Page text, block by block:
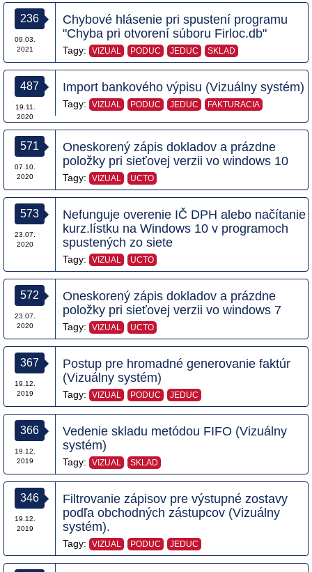
236
09.03.
2021
Chybové hlásenie pri spustení programu
"Chyba pri otvorení súboru Firloc.db"
Tagy: VIZUAL PODUC JEDUC SKLAD
487
19.11.
2020
Import bankového výpisu (Vizuálny systém)
Tagy: VIZUAL PODUC JEDUC FAKTURACIA
571
07.10.
2020
Oneskorený zápis dokladov a prázdne
položky pri sieťovej verzii vo windows 10
Tagy: VIZUAL UCTO
573
23.07.
2020
Nefunguje overenie IČ DPH alebo načítanie
kurz.lístku na Windows 10 v programoch
spustených zo siete
Tagy: VIZUAL UCTO
572
23.07.
2020
Oneskorený zápis dokladov a prázdne
položky pri sieťovej verzii vo windows 7
Tagy: VIZUAL UCTO
367
19.12.
2019
Postup pre hromadné generovanie faktúr
(Vizuálny systém)
Tagy: VIZUAL PODUC JEDUC
366
19.12.
2019
Vedenie skladu metódou FIFO (Vizuálny
systém)
Tagy: VIZUAL SKLAD
346
19.12.
2019
Filtrovanie zápisov pre výstupné zostavy
podľa obchodných zástupcov (Vizuálny
systém).
Tagy: VIZUAL PODUC JEDUC